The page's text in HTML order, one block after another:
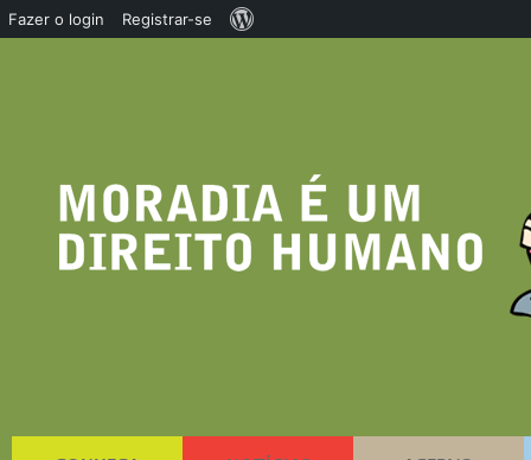
Fazer o login Registrar-se